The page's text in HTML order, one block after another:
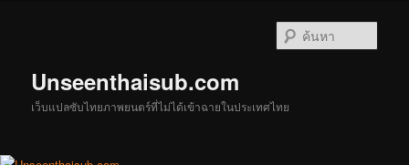
Unseenthaisub.com
เว็บแปลซับไทยภาพยนตร์ที่ไม่ได้เข้าฉายในประเทศไทย